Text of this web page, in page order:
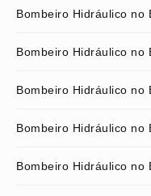
Bombeiro Hidráulico no
Bombeiro Hidráulico no
Bombeiro Hidráulico no
Bombeiro Hidráulico no
Bombeiro Hidráulico no